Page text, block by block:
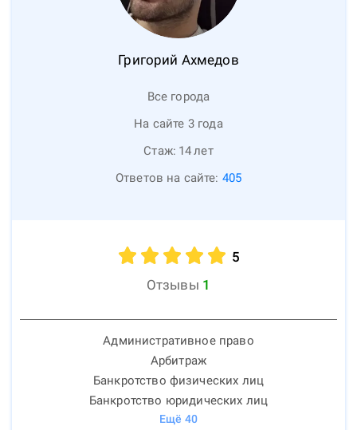
Григорий Ахмедов
Все города
На сайте 3 года
Стаж: 14лет
Ответов на сайте: 405
5
Отзывы 1
Административное право
Арбитраж
Банкротство физических лиц
Банкротство юридических лиц
Ещё 40